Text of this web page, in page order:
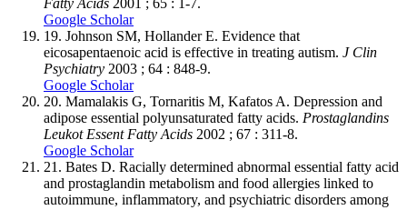
Google Scholar
19. Johnson SM, Hollander E. Evidence that
eicosapentaenoic acid is effective in treating autism. J Clin
Psychiatry 2003 ; 64 : 848-9.
Google Scholar
20. Mamalakis G, Tornaritis M, Kafatos A. Depression and
adipose essential polyunsaturated fatty acids. Prostaglandins
Leukot Essent Fatty Acids 2002 ; 67 : 311-8.
Google Scholar
21. Bates D. Racially determined abnormal essential fatty acid
and prostaglandin metabolism and food allergies linked to
autoimmune, inflammatory, and psychiatric disorders among